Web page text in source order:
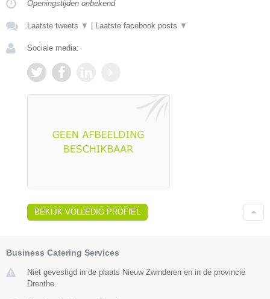
Openingstijden onbekend
Laatste tweets ▼ Laatste facebook posts ▼
Sociale media:
BEKIJK VOLLEDIG PROFIEL
Business Catering Services
Niet gevestigd in de plaats Nieuw Zwinderen en in de provincie
Drenthe.